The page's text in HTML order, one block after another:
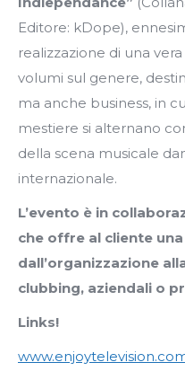
Editore: kDope),
realizzazione di una
volumi sul genere,
ma anche business, in
mestiere si alternano
della scena musicale
internazionale.
L’evento è in
che offre al cliente
dall’organizzazione
clubbing, aziendali o
Links!